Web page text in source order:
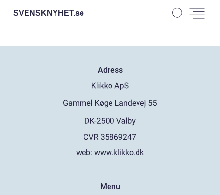
SVENSKNYHET.se
Adress
web: www.klikko.dk
Menu